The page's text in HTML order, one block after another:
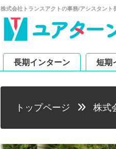
株式会社トランスアクトの事務/アシスタント
長期インターン 短期
トップページ 株式